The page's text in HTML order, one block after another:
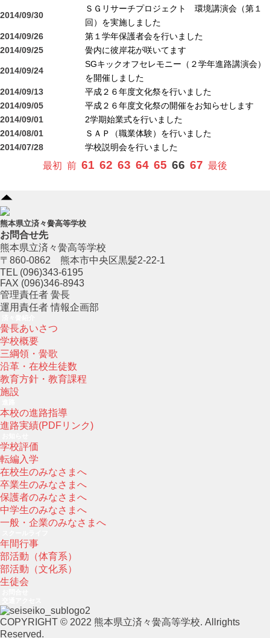
2014/09/30
ＳＧリサーチプロジェクト 環境講演会（第１
回）を実施しました
2014/09/26
第１学年保護者会を行いました
2014/09/25
黌内に彼岸花が咲いてます
2014/09/24
SGキックオフセレモニー（２学年進路講演会）
を開催しました
2014/09/13
平成２６年度文化祭を行いました
2014/09/05
平成２６年度文化祭の開催をお知らせします
2014/09/01
2学期始業式を行いました
2014/08/01
ＳＡＰ（職業体験）を行いました
2014/07/28
学校説明会を行いました
最初 前 61 62 63 64 65 66 67 最後
熊本県立済々黌高等学校
お問合せ先
熊本県立済々黌高等学校
〒860-0862 熊本市中央区黒髪2-22-1
TEL (096)343-6195
FAX (096)346-8943
管理責任者 黌長
運用責任者 情報企画部
黌長あいさつ
学校概要
三綱領・黌歌
沿革・在校生徒数
教育方針・教育課程
施設
本校の進路指導
進路実績(PDFリンク)
学校評価
転編入学
在校生のみなさまへ
卒業生のみなさまへ
保護者のみなさまへ
中学生のみなさまへ
一般・企業のみなさまへ
年間行事
部活動（体育系）
部活動（文化系）
生徒会
COPYRIGHT © 2022 熊本県立済々黌高等学校. Allrights
Reserved.